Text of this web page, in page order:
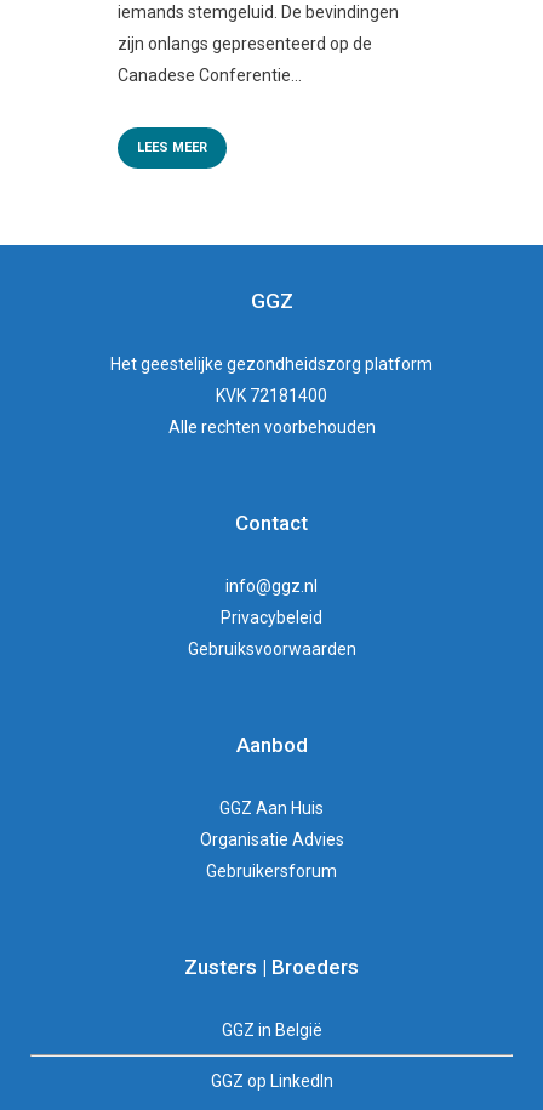
iemands stemgeluid. De bevindingen
zijn onlangs gepresenteerd op de
Canadese Conferentie...
LEES MEER
GGZ
Hetgeestelijke gezondheidszorg platform
KVK 72181400
Alle rechten voorbehouden
Contact
info@ggz.nl
Privacybeleid
Gebruiksvoorwaarden
Aanbod
GGZ Aan Huis
Organisatie Advies
Gebruikersforum
Zusters | Broeders
GGZ in België
GGZ op LinkedIn